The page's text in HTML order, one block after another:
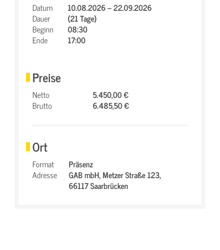
Datum
10.08.2026 – 22.09.2026
Dauer
(21 Tage)
Beginn
08:30
Ende
17:00
Preise
Netto
5.450,00 €
Brutto
6.485,50 €
Ort
Format
Präsenz
Adresse
GAB mbH,Metzer Straße 123,
66117 Saarbrücken